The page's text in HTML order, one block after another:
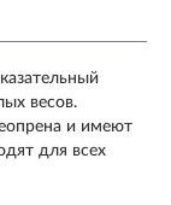
весов.
и имеют
для всех